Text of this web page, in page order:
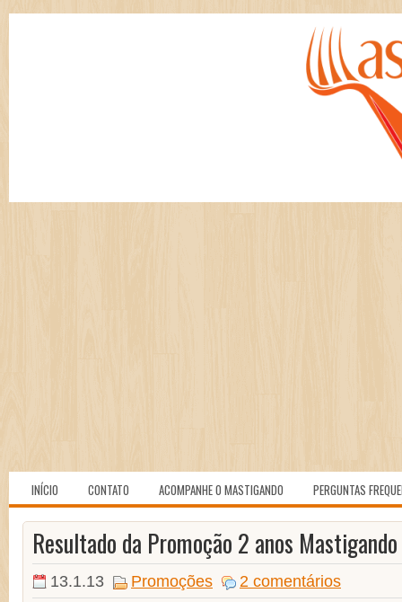
INÍCIO CONTATO ACOMPANHE O MASTIGANDO PERGUNTAS
Resultado da Promoção 2 anos
13.1.13 Promoções 2 comentários